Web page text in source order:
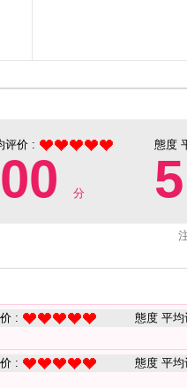
评价 :
分
態度
:
態度 平均
:
態度 平均